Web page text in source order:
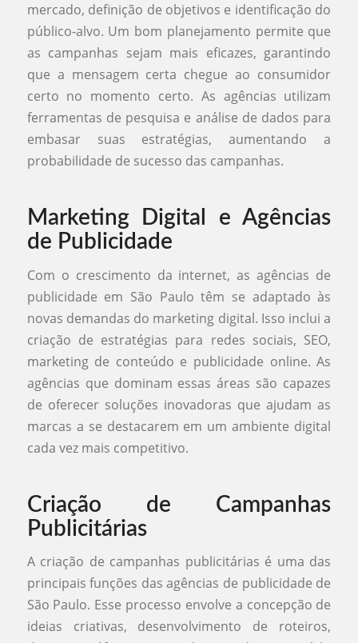
mercado, definição de objetivos e identificação do
público-alvo. Um bom planejamento permite que
as campanhas sejam mais eficazes, garantindo
que a mensagem certa chegue ao consumidor
certo no momento certo. As agências utilizam
ferramentas de pesquisa e análise de dados para
embasar suas estratégias, aumentando a
probabilidade de sucesso das campanhas.
Marketing Digital e Agências
de Publicidade
Com o crescimento da internet, as agências de
publicidade em São Paulo têm se adaptado às
novas demandas do marketing digital. Isso inclui a
criação de estratégias para redes sociais, SEO,
marketing de conteúdo e publicidade online. As
agências que dominam essas áreas são capazes
de oferecer soluções inovadoras que ajudam as
marcas a se destacarem em um ambiente digital
cada vez mais competitivo.
Criação de Campanhas
Publicitárias
A criação de campanhas publicitárias é uma das
principais funções das agências de publicidade de
São Paulo. Esse processo envolve a concepção de
ideias criativas, desenvolvimento de roteiros,